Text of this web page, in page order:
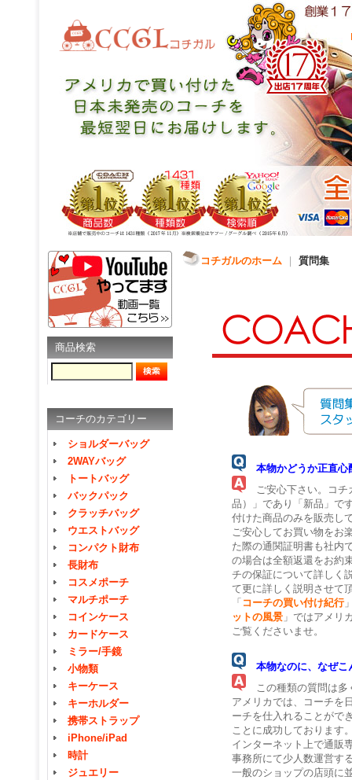
商品検索
コーチのカテゴリー
ショルダーバッグ
2WAYバッグ
トートバッグ
バックパック
クラッチバッグ
ウエストバッグ
コンパクト財布
長財布
コスメポーチ
マルチポーチ
コインケース
カードケース
ミラー/手鏡
小物類
キーケース
キーホルダー
携帯ストラップ
iPhone/iPad
時計
ジュエリー
コチガルのホーム 質問集
本物かどうか正直心
ご安心下さい。コチ
品）」であり「新品」で
付けた商品のみを販売し
ご安心してお買い物をお
た際の通関証明書も社内
の場合は全額返還をお約
チの保証について詳しく
て更に詳しく説明させて
「 コーチの買い付け紀行
ットの風景 」ではアメリ
ご覧くださいませ。
本物なのに、なぜこ
この種類の質問は多
アメリカでは、コーチを
ーチを仕入れることがで
ことに成功しております
インターネット上で通販
事務所にて少人数運営す
一般のショップの店頭に